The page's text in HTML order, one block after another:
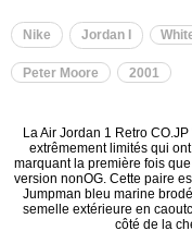
Nike Jordan I
Peter Moore 2001
La Air Jordan 1 Retro
extrêmement limités qui
marquant la première fois
version nonOG. Cette paire
Jumpman bleu marine
semelle extérieure en
côté de la